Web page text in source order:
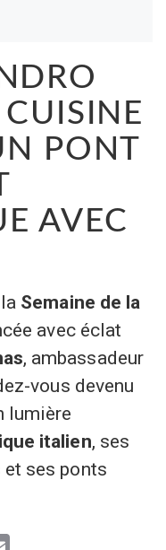
PONT
AVEC
Semaine de la
avec éclat
, ambassadeur
vous devenu
lumière
italien, ses
et ses ponts